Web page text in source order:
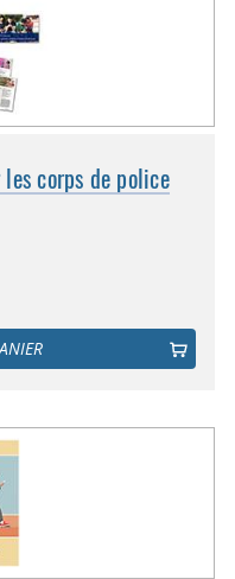
corps de police